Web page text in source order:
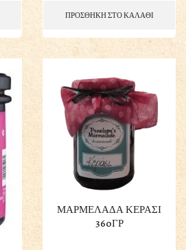
ΠΡΟΣΘΗΚΗ ΣΤΟ ΚΑΛΑΘΙ
ΜΑΡΜΕΛΑΔΑ ΚΕΡΑΣΙ
360ΓΡ